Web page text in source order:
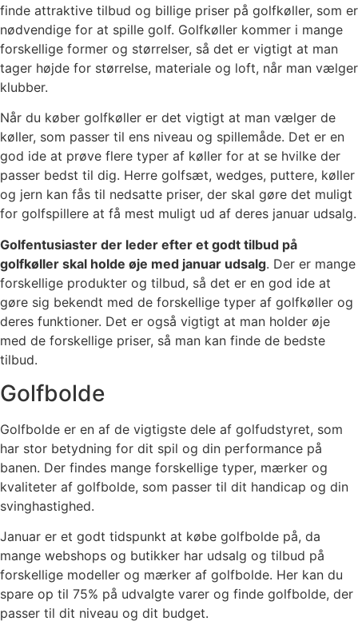
finde attraktive tilbud og billige priser på golfkøller, som er
nødvendige for at spille golf. Golfkøller kommer i mange
forskellige former og størrelser, så det er vigtigt at man
tager højde for størrelse, materiale og loft, når man vælger
klubber.
Når du køber golfkøller er det vigtigt at man vælger de
køller, som passer til ens niveau og spillemåde. Det er en
god ide at prøve flere typer af køller for at se hvilke der
passer bedst til dig. Herre golfsæt, wedges, puttere, køller
og jern kan fås til nedsatte priser, der skal gøre det muligt
for golfspillere at få mest muligt ud af deres januar udsalg.
Golfentusiaster der leder efter et godt tilbud på
golfkøller skal holde øje med januar udsalg. Der er mange
forskellige produkter og tilbud, så det er en god ide at
gøre sig bekendt med de forskellige typer af golfkøller og
deres funktioner. Det er også vigtigt at man holder øje
med de forskellige priser, så man kan finde de bedste
tilbud.
Golfbolde
Golfbolde er en af de vigtigste dele af golfudstyret, som
har stor betydning for dit spil og din performance på
banen. Der findes mange forskellige typer, mærker og
kvaliteter af golfbolde, som passer til dit handicap og din
svinghastighed.
Januar er et godt tidspunkt at købe golfbolde på, da
mange webshops og butikker har udsalg og tilbud på
forskellige modeller og mærker af golfbolde. Her kan du
spare op til 75% på udvalgte varer og finde golfbolde, der
passer til dit niveau og dit budget.